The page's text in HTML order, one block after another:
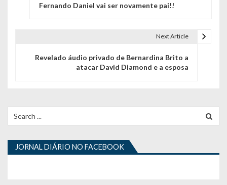
ã
o
d
Fernando Daniel vai ser novamente pai!!
Next Article
Revelado áudio privado de Bernardina Brito a
atacar David Diamond e a esposa
for:
JORNAL DIÁRIO NO FACEBOOK